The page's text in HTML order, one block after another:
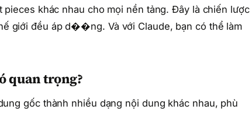
khác nhau cho mọi nền tảng. Đây là chiến lược
giới đều áp d��ng. Và với Claude, bạn có thể làm
quan trọng?
gốc thành nhiều dạng nội dung khác nhau, phù